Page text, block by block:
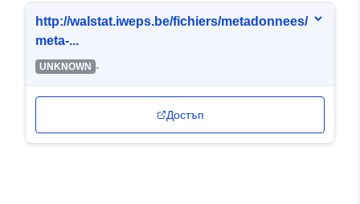
http://walstat.iweps.be/fichiers/metadonnees/
meta-...
UNKNOWN -
Достъп